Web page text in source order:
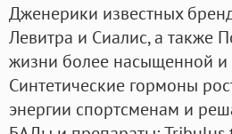
Дженерики известных
Левитра и Сиалис, а также
жизни более насыщенной и
Синтетические гормоны
энергии спортсменам и